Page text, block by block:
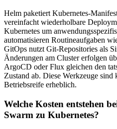
Helm paketiert Kubernetes-
vereinfacht wiederholbare
Kubernetes um
automatisieren Routineaufgaben
GitOps nutzt Git-Repositories als
Änderungen am Cluster erfolgen
ArgoCD oder Flux gleichen den
Zustand ab. Diese Werkzeuge
Betriebsreife erheblich.
Welche Kosten entstehen
Swarm zu Kubernetes?